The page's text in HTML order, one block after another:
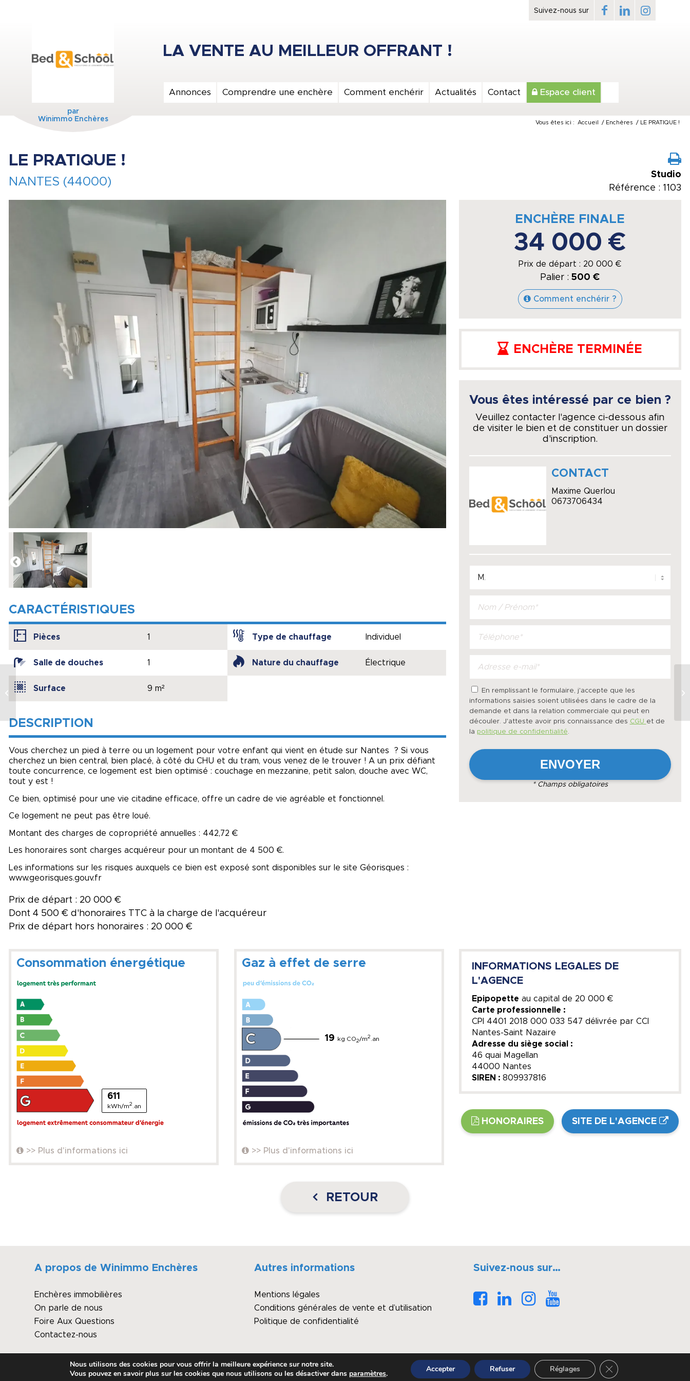
par
Winimmo Enchères
Annonces Comprendre une enchère Comment enchérir Actualités Contact Espace client
Vous êtes ici : Accueil / Enchères / LE PRATIQUE !
LE PRATIQUE !
NANTES (44000)
Studio
Référence : 1103
CARACTÉRISTIQUES
Pièces 1
Salle de douches 1
Surface 9 m²
Type de chauffage Individuel
Nature du chauffage Électrique
DESCRIPTION
Vous cherchez un pied à terre ou un logement pour votre enfant qui vient en étude sur Nantes ? Si vous
cherchez un bien central, bien placé, à côté du CHU et du tram, vous venez de le trouver ! A un prix défiant
toute concurrence, ce logement est bien optimisé : couchage en mezzanine, petit salon, douche avec WC,
tout y est !
Ce bien, optimisé pour une vie citadine efficace, offre un cadre de vie agréable et fonctionnel.
Ce logement ne peut pas être loué.
Montant des charges de copropriété annuelles : 442,72 €
Les honoraires sont charges acquéreur pour un montant de 4 500 €.
Les informations sur les risques auxquels ce bien est exposé sont disponibles sur le site Géorisques :
www.georisques.gouv.fr
Prix de départ : 20 000 €
Dont 4 500 € d'honoraires TTC à la charge de l'acquéreur
Prix de départ hors honoraires : 20 000 €
ENCHÈRE FINALE
34 000 €
Prix de départ : 20 000 €
Palier :500 €
Comment enchérir ?
ENCHÈRE TERMINÉE
Vous êtes intéressé par ce bien ?
Veuillez contacter l'agence ci-dessous afin
de visiter le bien et de constituer un dossier
d'inscription.
CONTACT
Maxime Querlou
0673706434
En remplissant le formulaire, j'accepte que les
informations saisies soient utilisées dans le cadre de la
demande et dans la relation commerciale qui peut en
découler. J'atteste avoir pris connaissance des CGU et de
la politique de confidentialité.
* Champs obligatoires
Consommation énergétique
611
kWh/m2 .an
>> Plus d'informations ici
Gaz à effet de serre
19 kg CO2/m2 .an
>> Plus d'informations ici
INFORMATIONS LEGALES DE
L'AGENCE
Epipopette au capital de 20 000 €
Carte professionnelle :
CPI 4401 2018 000 033 547 délivrée par CCI
Nantes-Saint Nazaire
Adresse du siège social :
46 quai Magellan
44000 Nantes
SIREN : 809937816
HONORAIRES SITE DE L'AGENCE
RETOUR
A propos de Winimmo Enchères
Enchères immobilières
On parle de nous
Foire Aux Questions
Contactez-nous
Autres informations
Mentions légales
Conditions générales de vente et d’utilisation
Politique de confidentialité
Suivez-nous sur…
© Copyright - Winimmo enchères Réalisé par OASIS Projet
Maison familiale avec
piscine, beaux
Nous utilisons des cookies pour vous offrir la meilleure expérience sur notre site.
Vous pouvez en savoir plus sur les cookies que nous utilisons ou les désactiver dans paramètres. Accepter Refuser Réglages Fermer la bannière des